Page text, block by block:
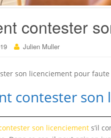
contester
Julien Muller
son licenciement pour faute
contester son
son licenciement s’il